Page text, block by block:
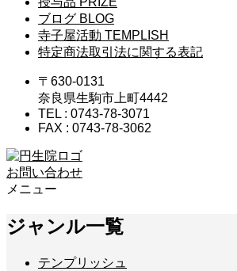
ブログ BLOG
寺子屋活動 TEMPLISH
特定商法取引法に関する表記
〒630-0131
奈良県生駒市上町4442
TEL : 0743-78-3071
FAX : 0743-78-3062
お問い合わせ
メニュー
ジャンル一覧
テンプリッシュ